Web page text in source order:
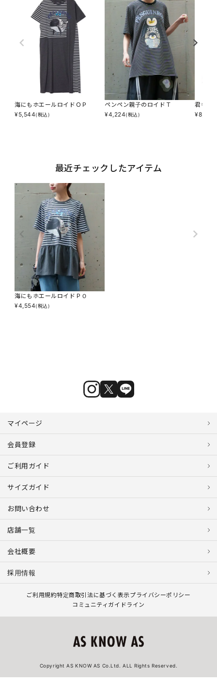
海にもホエールロイドＯＰ
¥5,544(税込)
ペンペン親子のロイドＴ
¥4,224(税込)
君も仲
¥8,140
最近チェックしたアイテム
海にもホエールロイドＰＯ
¥4,554(税込)
マイページ
会員登録
ご利用ガイド
サイズガイド
お問い合わせ
店舗一覧
会社概要
採用情報
ご利用規約特定商取引法に基づく表示プライバシーポリシー
コミュニティガイドライン
Copyright AS KNOW AS Co.Ltd. ALL Rights Reserved.